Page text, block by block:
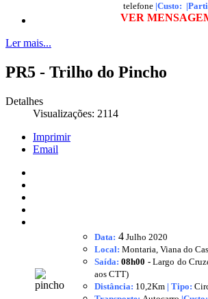
telefone |Custo: |
VER
Ler mais...
PR5 - Trilho do Pincho
Detalhes
Visualizações: 2114
Imprimir
Email
Data: 4 Julho 2020
Local: Montaria, Viana do
Saída: 08h00 -Largo do
aos CTT)
Distância: 10,2Km | Tipo: